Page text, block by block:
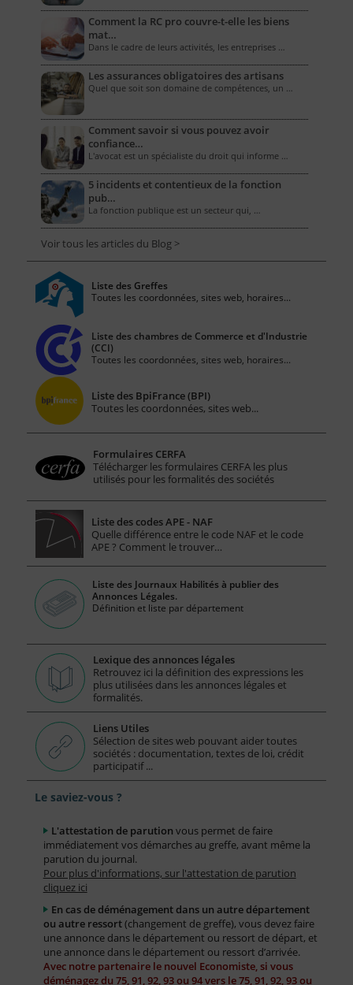
Comment la RC pro couvre-t-elle les biens
mat…
Dans le cadre de leurs activités, les entreprises …
Les assurances obligatoires des artisans
Quel que soit son domaine de compétences, un …
Comment savoir si vous pouvez avoir
confiance…
L'avocat est un spécialiste du droit qui informe …
5 incidents et contentieux de la fonction
pub…
La fonction publique est un secteur qui, …
Voir tous les articles du Blog >
Liste des Greffes
Toutes les coordonnées, sites web, horaires...
Liste des chambres de Commerce et d'Industrie
(CCI)
Toutes les coordonnées, sites web, horaires...
Liste des BpiFrance (BPI)
Toutes les coordonnées, sites web...
Formulaires CERFA
Télécharger les formulaires CERFA les plus
utilisés pour les formalités des sociétés
Liste des codes APE - NAF
Quelle différence entre le code NAF et le code
APE ? Comment le trouver…
Liste des Journaux Habilités à publier des
Annonces Légales.
Définition et liste par département
Lexique des annonces légales
Retrouvez ici la définition des expressions les
plus utilisées dans les annonces légales et
formalités.
Liens Utiles
Sélection de sites web pouvant aider toutes
sociétés : documentation, textes de loi, crédit
participatif ...
Le saviez-vous ?
L'attestation de parution vous permet de faire
immédiatement vos démarches au greffe, avant même la
parution du journal.
Pour plus d'informations, sur l'attestation de parution
cliquez ici
En cas de déménagement dans un autre département
ou autre ressort(changement de greffe), vous devez faire
une annonce dans le département ou ressort de départ, et
une annonce dans le département ou ressort d’arrivée.
Avec notre partenaire le nouvel Economiste, si vous
déménagez du 75, 91, 92, 93 ou 94 vers le 75, 91, 92, 93 ou